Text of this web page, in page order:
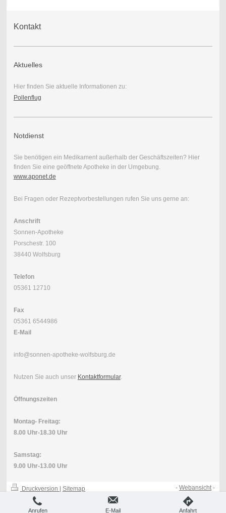
Kontakt
Aktuelles
Hier finden Sie aktuelle Informationen zu:
Pollenflug
Notdienst
Sie benötigen ein Medikament außerhalb der Geschäftszeiten? Hier
finden Sie eine geöffnete Apotheke in der Umgebung.
www.aponet.de
Bei Fragen oder Rezeptvorbestellungen rufen Sie uns gerne an:
Anschrift
Sonnen-Apotheke
Porschestr. 100
38440 Wolfsburg
Telefon
05361 12710
Fax
05361 6544986
E-Mail
info@sonnen-apotheke-wolfsburg.de
Nutzen Sie auch unser Kontaktformular.
Öffnungszeiten
Montag- Freitag:
8.00 Uhr-18.30 Uhr
Samstag:
9.00 Uhr-13.00 Uhr
Druckversion
Sitemap
© Sonnen-Apotheke //
-Webansicht-
Anrufen E-Mail Anfahrt